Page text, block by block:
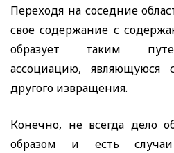
Переходя на соседние
свое содержание с
образует таким
ассоциацию,
другого извращения.
Конечно, не всегда дело
образом и есть